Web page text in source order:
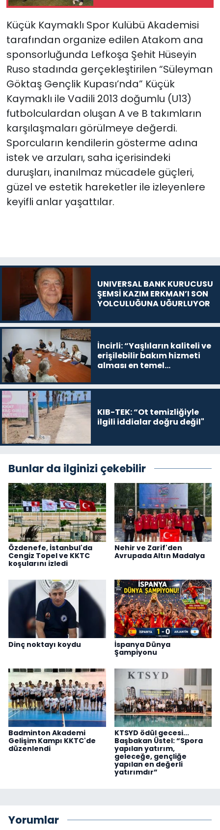
Küçük Kaymaklı Spor Kulübü Akademisi
tarafından organize edilen Atakom ana
sponsorluğunda Lefkoşa Şehit Hüseyin
Ruso stadında gerçekleştirilen “Süleyman
Göktaş Gençlik Kupası’nda” Küçük
Kaymaklı ile Vadili 2013 doğumlu (U13)
futbolculardan oluşan A ve B takımların
karşılaşmaları görülmeye değerdi.
Sporcuların kendilerin gösterme adına
istek ve arzuları, saha içerisindeki
duruşları, inanılmaz mücadele güçleri,
güzel ve estetik hareketler ile izleyenlere
keyifli anlar yaşattılar.
UNIVERSAL BANK KURUCUSU
ŞEMSİ KAZIM ERKMAN’I SON
YOLCULUĞUNA UĞURLUYOR
İncirli: “Yaşlıların kaliteli ve
erişilebilir bakım hizmeti
alması en temel
KIB-TEK: “Ot temizliğiyle
ilgili iddialar doğru değil"
Bunlar da ilginizi çekebilir
Özdenefe, İstanbul'da
Cengiz Topel ve KKTC
koşularını izledi
Nehir ve Zarif'den
Avrupada Altın Madalya
Dinç noktayı koydu
İspanya Dünya
Şampiyonu
Badminton Akademi
Gelişim Kampı KKTC'de
düzenlendi
KTSYD ödül gecesi...
Başbakan Üstel: “Spora
yapılan yatırım,
geleceğe, gençliğe
yapılan en değerli
yatırımdır”
Yorumlar